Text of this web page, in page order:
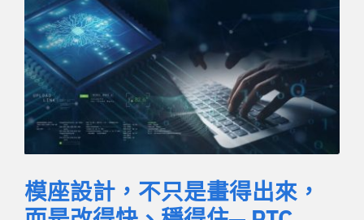
模座設計，不只是畫得出來，